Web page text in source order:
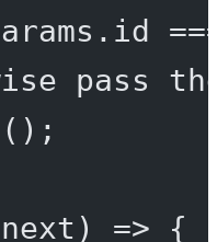
pass
();
next ) => {